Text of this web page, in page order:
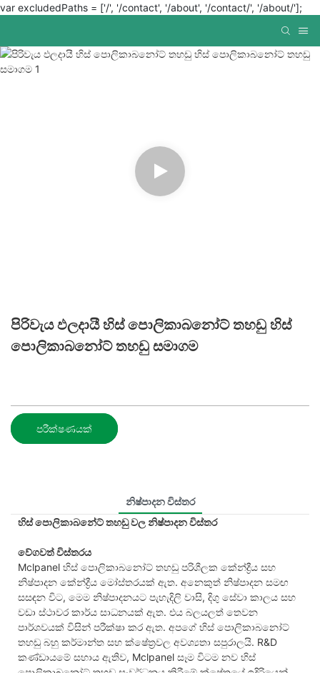
var excludedPaths = ['/', '/contact', '/about', '/contact/', '/about/'];
පිරිවැය ඵලදායී හිස් පොලිකාබනෝට් තහඩු හිස්
පොලිකාබනෝට් තහඩු සමාගම
පරීක්ෂණයක්
නිෂ්පාදන විස්තර
හිස් පොලිකාබනේට් තහඩු වල නිෂ්පාදන විස්තර
වේගවත් විස්තරය
Mclpanel හිස් පොලිකාබනෝට් තහඩු පරිශීලක කේන්ද්‍රීය සහ
නිෂ්පාදන කේන්ද්‍රීය මෝස්තරයක් ඇත. අනෙකුත් නිෂ්පාදන සමඟ
සසඳන විට, මෙම නිෂ්පාදනයට පැහැදිලි වාසි, දිගු සේවා කාලය සහ
වඩා ස්ථාවර කාර්ය සාධනයක් ඇත. එය බලයලත් තෙවන
පාර්ශවයක් විසින් පරීක්ෂා කර ඇත. අපගේ හිස් පොලිකාබනෝට්
තහඩු බහු කර්මාන්ත සහ ක්ෂේත්‍රවල අවශ්‍යතා සපුරාලයි. R&D
කණ්ඩායමේ සහාය ඇතිව, Mclpanel සෑම විටම නව හිස්